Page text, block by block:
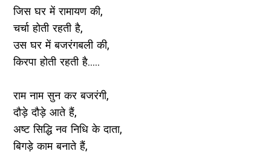
जिस घर में रामायण की,
चर्चा होती रहती है,
उस घर में बजरंगबली की,
किरपा होती रहती है.....
राम नाम सुन कर बजरंगी,
दौड़े दौड़े आते हैं,
अष्ट सिद्धि नव निधि के दाता,
बिगड़े काम बनाते हैं,